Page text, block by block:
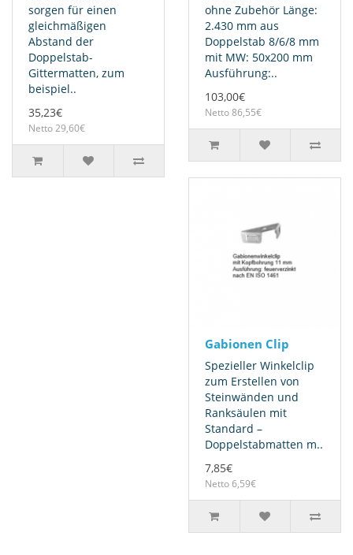
sorgen für einen
gleichmäßigen
Abstand der
Doppelstab-
Gittermatten, zum
beispiel..
35,23€
Netto 29,60€
ohne Zubehör Länge:
2.430 mm aus
Doppelstab 8/6/8 mm
mit MW: 50x200 mm
Ausführung:..
103,00€
Netto 86,55€
Gabionen Clip
Spezieller Winkelclip
zum Erstellen von
Steinwänden und
Ranksäulen mit
Standard –
Doppelstabmatten m..
7,85€
Netto 6,59€